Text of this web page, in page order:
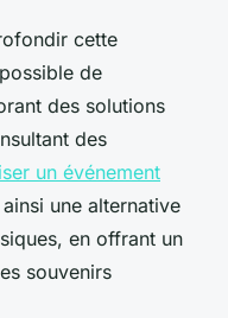
cette
de
des solutions
des
un événement
une alternative
en offrant un
souvenirs